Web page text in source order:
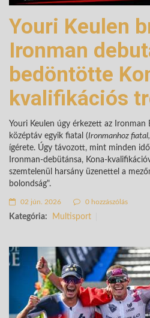
Youri Keulen
Ironman
bedöntötte
kvalifikációs
Youri Keulen úgy érkezett az Ironman
középtáv egyik fiatal (Ironmanhoz
ígérete. Úgy távozott, mint minden
Ironman-debütánsa, Kona-
szemtelenül harsány üzenettel a
bolondság".
02 jún. 2026 0 hozzászólás
Kategória: Multisport